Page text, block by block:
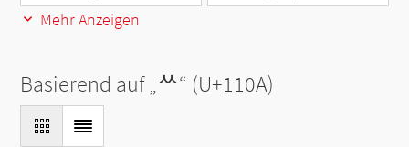
Mehr Anzeigen
Basierend auf „ᄊ“ (U+110A)